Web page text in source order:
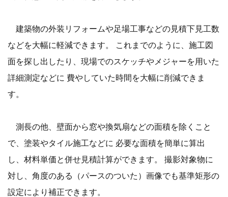
建築物の外装リフォームや足場工事などの見積下見工数
などを大幅に軽減できます。 これまでのように、施工図
面を探し出したり、現場でのスケッチやメジャーを用いた
詳細測定などに 費やしていた時間を大幅に削減できま
す。
測長の他、壁面から窓や換気扇などの面積を除くこと
で、塗装やタイル施工などに 必要な面積を簡単に算出
し、材料単価と併せ見積計算ができます。 撮影対象物に
対し、角度のある（パースのついた）画像でも基準矩形の
設定により補正できます。